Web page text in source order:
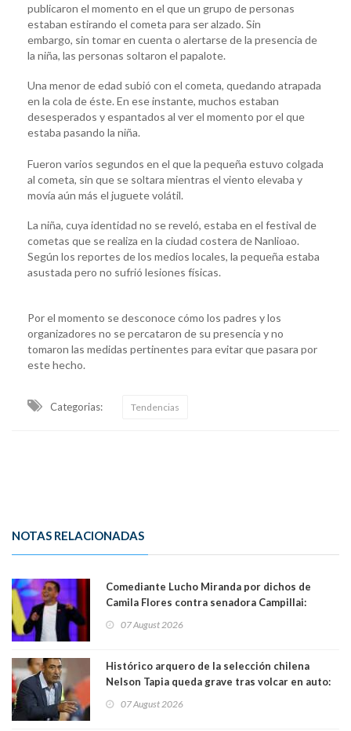
publicaron el momento en el que un grupo de personas
estaban estirando el cometa para ser alzado. Sin
embargo, sin tomar en cuenta o alertarse de la presencia de
la niña, las personas soltaron el papalote.
Una menor de edad subió con el cometa, quedando atrapada
en la cola de éste. En ese instante, muchos estaban
desesperados y espantados al ver el momento por el que
estaba pasando la niña.
Fueron varios segundos en el que la pequeña estuvo colgada
al cometa, sin que se soltara mientras el viento elevaba y
movía aún más el juguete volátil.
La niña, cuya identidad no se reveló, estaba en el festival de
cometas que se realiza en la ciudad costera de Nanlioao.
Según los reportes de los medios locales, la pequeña estaba
asustada pero no sufrió lesiones físicas.
Por el momento se desconoce cómo los padres y los
organizadores no se percataron de su presencia y no
tomaron las medidas pertinentes para evitar que pasara por
este hecho.
Categorias: Tendencias
NOTAS RELACIONADAS
Comediante Lucho Miranda por dichos de
Camila Flores contra senadora Campillai:
"Pensar que todo se consigue por pena es una
forma de quitar dignidad"
07 August 2026
Histórico arquero de la selección chilena
Nelson Tapia queda grave tras volcar en auto:
manejaba en estado de ebriedad
07 August 2026